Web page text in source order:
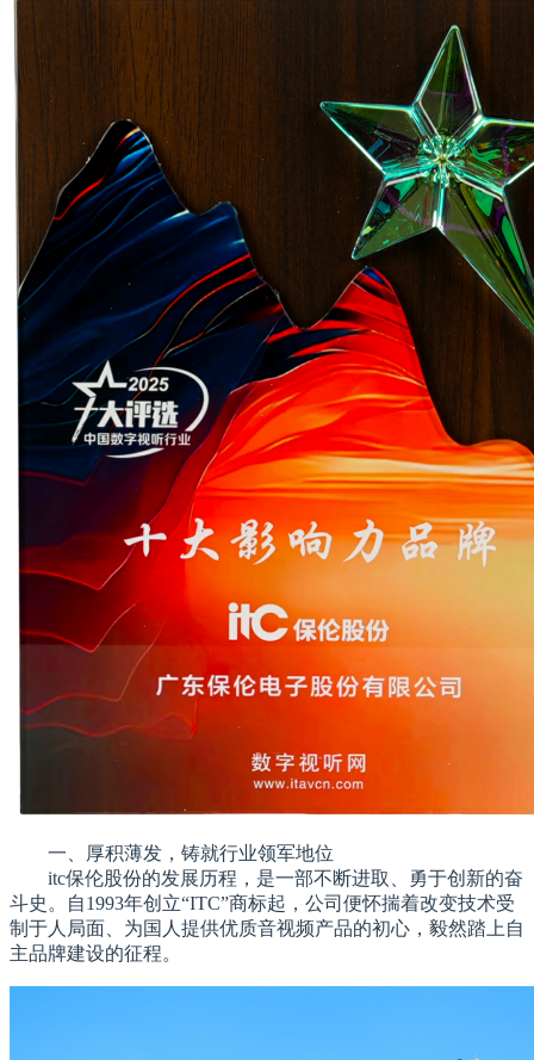
一、厚积薄发，铸就行业领军地位
itc保伦股份的发展历程，是一部不断进取、勇于创新的奋
斗史。自1993年创立“ITC”商标起，公司便怀揣着改变技术受
制于人局面、为国人提供优质音视频产品的初心，毅然踏上自
主品牌建设的征程。